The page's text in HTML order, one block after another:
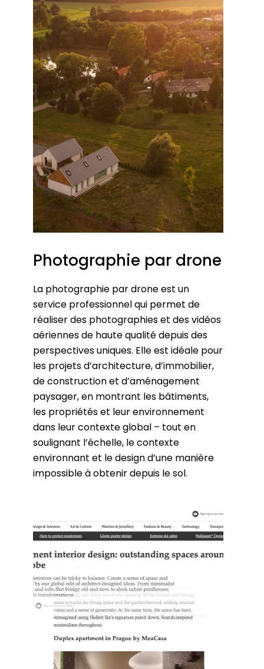
Photographie par drone
La photographie par drone est un
service professionnel qui permet de
réaliser des photographies et des vidéos
aériennes de haute qualité depuis des
perspectives uniques. Elle est idéale pour
les projets d’architecture, d’immobilier,
de construction et d’aménagement
paysager, en montrant les bâtiments,
les propriétés et leur environnement
dans leur contexte global – tout en
soulignant l’échelle, le contexte
environnant et le design d’une manière
impossible à obtenir depuis le sol.